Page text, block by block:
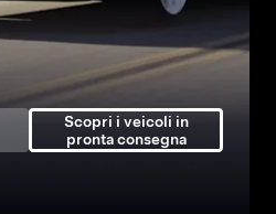
Scopri i veicoli in
pronta consegna